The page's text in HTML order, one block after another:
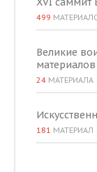
499
Великие
материалов
24 МАТЕРИАЛА
181 МАТЕРИАЛ